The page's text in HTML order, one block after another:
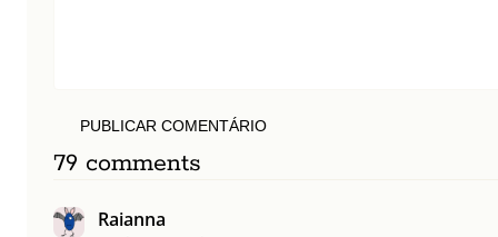
PUBLICAR COMENTÁRIO
79 comments
Raianna